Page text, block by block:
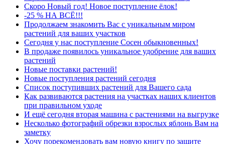
Скоро Новый год! Новое поступление ёлок!
-25 % НА ВСЁ!!!
Продолжаем знакомить Вас с уникальным миром
растений для ваших участков
Сегодня у нас поступление Сосен обыкновенных!
В продаже появилось уникальное удобрение для ваших
растений
Новые поставки растений!
Новые поступления растений сегодня
Список поступивших растений для Вашего сада
Как развиваются растения на участках наших клиентов
при правильном уходе
И ещё сегодня вторая машина с растениями на выгрузке
Несколько фотографий обрезки взрослых яблонь Вам на
заметку
Хочу порекомендовать вам новую книгу по защите